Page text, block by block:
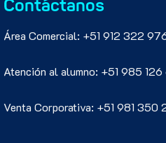
Contáctanos
Área Comercial: +51 912 322
Atención al alumno: +51 985 126
Venta Corporativa: +51 981 350